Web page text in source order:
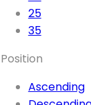
25
35
Position
Ascending